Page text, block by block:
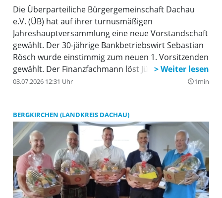
Die Überparteiliche Bürgergemeinschaft Dachau
e.V. (ÜB) hat auf ihrer turnusmäßigen
Jahreshauptversammlung eine neue Vorstandschaft
gewählt. Der 30-jährige Bankbetriebswirt Sebastian
Rösch wurde einstimmig zum neuen 1. Vorsitzenden
gewählt. Der Finanzfachmann löst Jürgen Schleich
ab, der das Amt sieben Jahre lang ausfüllte und seit
03.07.2026 12:31 Uhr query_builder1min
BERGKIRCHEN (LANDKREIS DACHAU)